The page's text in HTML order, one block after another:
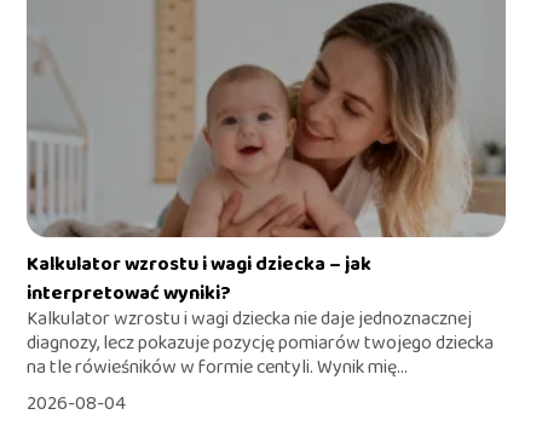
Kalkulator wzrostu i wagi dziecka – jak
interpretować wyniki?
Kalkulator wzrostu i wagi dziecka nie daje jednoznacznej
diagnozy, lecz pokazuje pozycję pomiarów twojego dziecka
na tle rówieśników w formie centyli. Wynik mię...
2026-08-04